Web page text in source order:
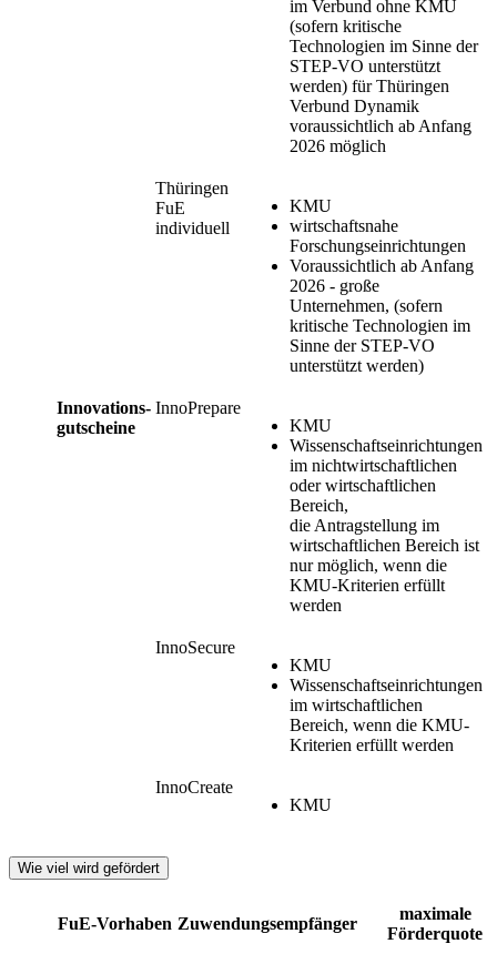
im Verbund ohne KMU
(sofern kritische
Technologien im Sinne der
STEP-VO unterstützt
werden) für Thüringen
Verbund Dynamik
voraussichtlich ab Anfang
2026 möglich
Thüringen
FuE
individuell
KMU
wirtschaftsnahe
Forschungseinrichtungen
Voraussichtlich ab Anfang
2026 - große
Unternehmen, (sofern
kritische Technologien im
Sinne der STEP-VO
unterstützt werden)
Innovations-
gutscheine
InnoPrepare
KMU
Wissenschaftseinrichtungen
im nichtwirtschaftlichen
oder wirtschaftlichen
Bereich,
die Antragstellung im
wirtschaftlichen Bereich ist
nur möglich, wenn die
KMU-Kriterien erfüllt
werden
InnoSecure
KMU
Wissenschaftseinrichtungen
im wirtschaftlichen
Bereich, wenn die KMU-
Kriterien erfüllt werden
InnoCreate
KMU
Wie viel wird gefördert
FuE-Vorhaben Zuwendungsempfänger
maximale
Förderquote